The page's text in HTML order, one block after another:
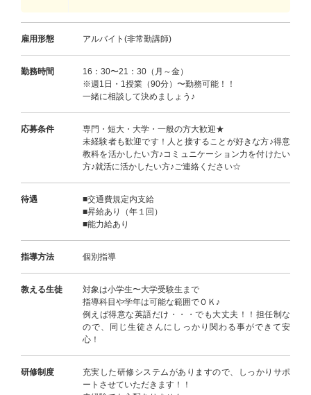
雇用形態 アルバイト(非常勤講師)
勤務時間
16：30〜21：30（月～金）
※週1日・1授業（90分）〜勤務可能！！
一緒に相談して決めましょう♪
応募条件
専門・短大・大学・一般の方大歓迎★
未経験者も歓迎です！人と接することが好きな方♪得意
教科を活かしたい方♪コミュニケーション力を付けたい
方♪就活に活かしたい方♪ご連絡ください☆
待遇
■交通費規定内支給
■昇給あり（年１回）
■能力給あり
指導方法 個別指導
教える生徒
対象は小学生〜大学受験生まで
指導科目や学年は可能な範囲でＯＫ♪
例えば得意な英語だけ・・・でも大丈夫！！担任制な
ので、同じ生徒さんにしっかり関わる事ができて安
心！
研修制度
充実した研修システムがありますので、しっかりサポ
ートさせていただきます！！